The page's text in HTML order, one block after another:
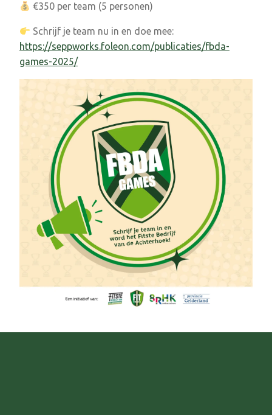
€350 per team (5 personen)
Schrijf je team nu in en doe mee:
https://seppworks.foleon.com/publicaties/fbda-
games-2025/